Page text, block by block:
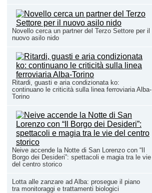
Novello cerca un partner del Terzo Settore per il
nuovo asilo nido
Ritardi, guasti e aria condizionata ko:
continuano le criticità sulla linea ferroviaria Alba-
Torino
Neive accende la Notte di San Lorenzo con “Il
Borgo dei Desideri”: spettacoli e magia tra le vie
del centro storico
Lotta alle zanzare ad Alba: prosegue il piano
tra monitoraggi e trattamenti biologici